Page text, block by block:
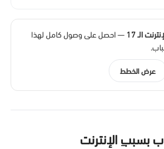
الـ 17
— احصل على وصول كامل لهذا
عرض الخطط
بسببِ الإنترنت